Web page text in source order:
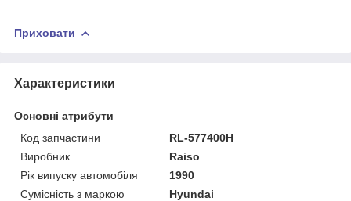
Приховати
Характеристики
Основні атрибути
Код запчастини
RL-577400H
Виробник
Raiso
Рік випуску автомобіля
1990
Сумісність з маркою
Hyundai